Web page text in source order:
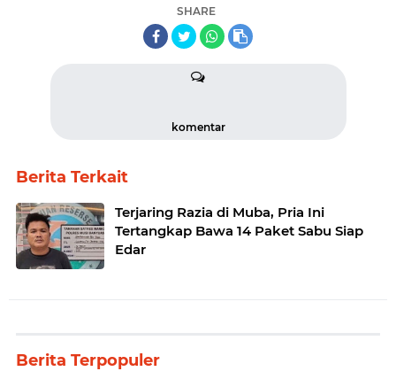
SHARE
komentar
Berita Terkait
Terjaring Razia di Muba, Pria Ini
Tertangkap Bawa 14 Paket Sabu Siap
Edar
Berita Terpopuler